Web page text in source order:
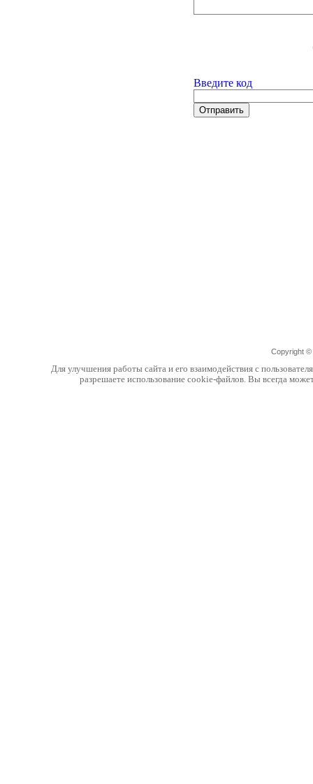
Введите код
Copyright ©
Для улучшения работы сайта и его взаимодействия с
разрешаете использование cookie-файлов. Вы всегда